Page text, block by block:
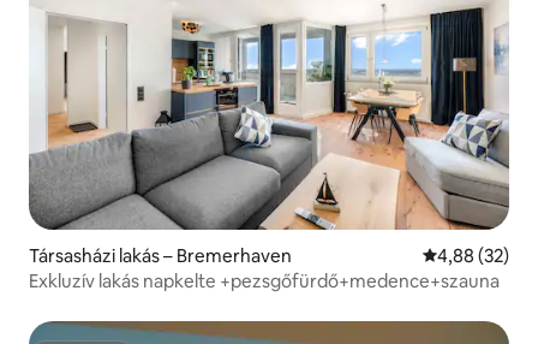
Társasházi lakás – Bremerhaven Átlagos
4,88 (32)
Exkluzív lakás napkelte +pezsgőfürdő+medence+szauna